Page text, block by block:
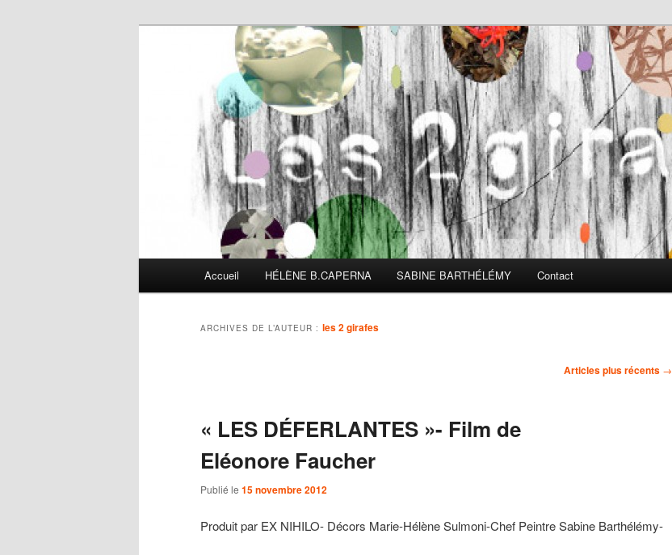
actualité-les2girafes
Aller au contenu principal
Aller au contenu secondaire
Accueil HÉLÈNE B.CAPERNA SABINE BARTHÉLÉMY Contact
ARCHIVES DE L’AUTEUR : les 2 girafes
Articles plus récents →
« LES DÉFERLANTES »- Film de
Eléonore Faucher
Publié le 15 novembre 2012
Produit par EX NIHILO- Décors Marie-Hélène Sulmoni-Chef Peintre Sabine Barthélémy-